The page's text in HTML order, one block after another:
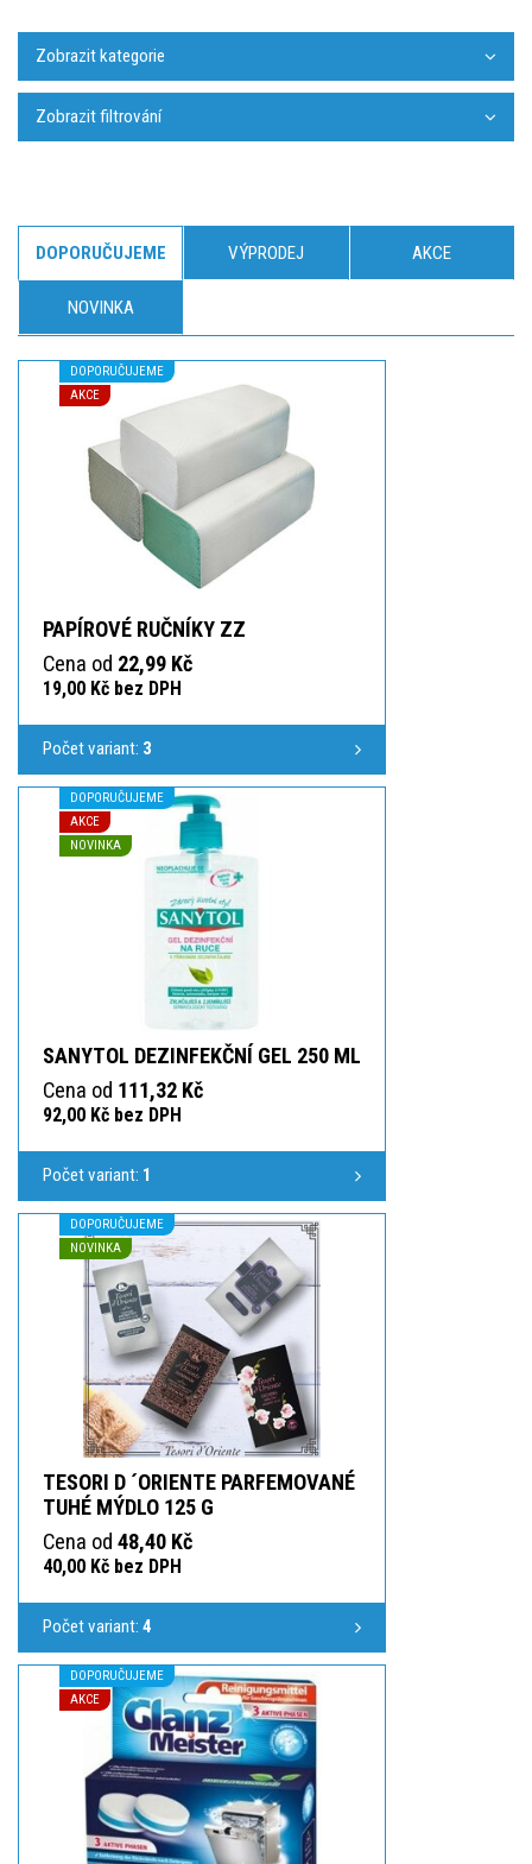
Zobrazit kategorie
Zobrazit filtrování
DOPORUČUJEME VÝPRODEJ AKCE
NOVINKA
DOPORUČUJEME
AKCE
PAPÍROVÉ RUČNÍKY ZZ
Cena od 22,99 Kč
19,00 Kč bez DPH
Počet variant: 3
DOPORUČUJEME
AKCE
NOVINKA
SANYTOL DEZINFEKČNÍ GEL 250 ML
Cena od 111,32 Kč
92,00 Kč bez DPH
Počet variant: 1
DOPORUČUJEME
NOVINKA
TESORI D ´ORIENTE PARFEMOVANÉ
TUHÉ MÝDLO 125 G
Cena od 48,40 Kč
40,00 Kč bez DPH
Počet variant: 4
DOPORUČUJEME
AKCE